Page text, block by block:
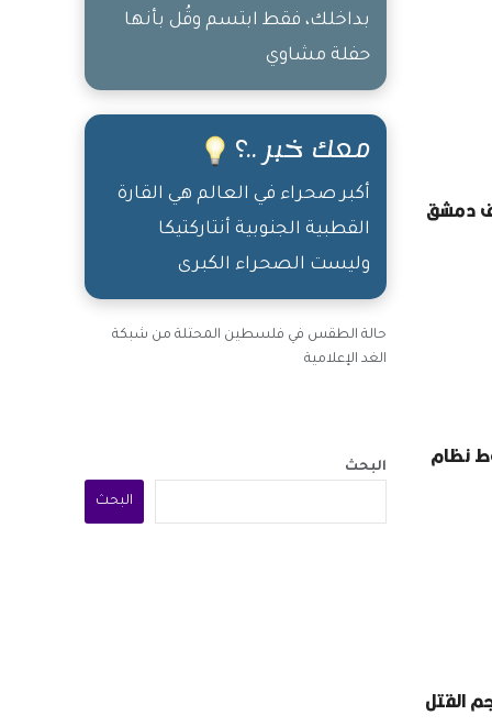
دمشق
نظام
حجم القتل
بداخلك، فقط ابتسم وقُل بأنها
حفلة مشاوي
معك خبر ..؟
أكبر صحراء في العالم هي القارة
القطبية الجنوبية أنتاركتيكا
وليست الصحراء الكبرى
حالة الطقس في فلسطين المحتلة من شبكة
الغد الإعلامية
البحث
البحث